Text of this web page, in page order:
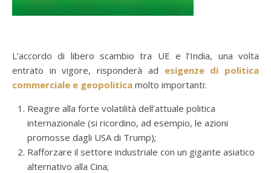
L’accordo di libero scambio tra UE e l’India, una volta
entrato in vigore, risponderà ad esigenze di politica
commerciale e geopolitica molto importanti:
Reagire alla forte volatilità dell’attuale politica
internazionale (si ricordino, ad esempio, le azioni
promosse dagli USA di Trump);
Rafforzare il settore industriale con un gigante asiatico
alternativo alla Cina;